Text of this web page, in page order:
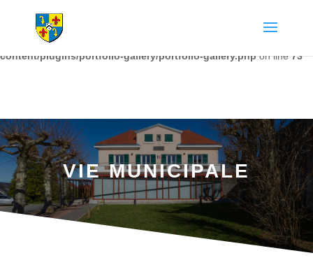
: The magic method Portfolio_Gallery::__wakeup() must have
public visibility in
content/plugins/portfolio-gallery/portfolio-gallery.phpon line73
VIE MUNICIPALE